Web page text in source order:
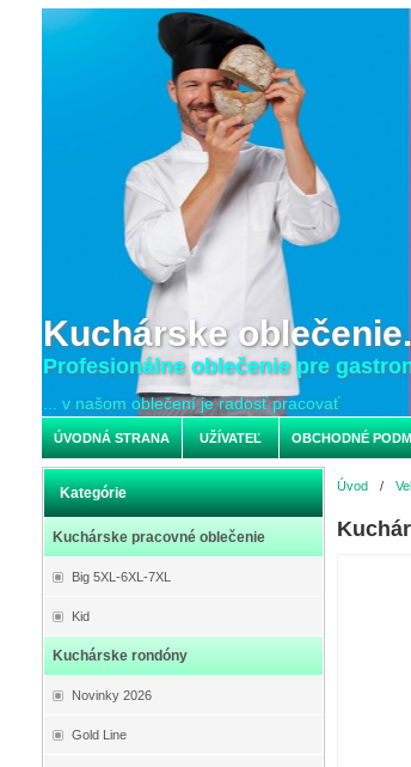
Kuchárske
Profesionálne oblečenie pre
... v našom oblečení je radosť pracovať
ÚVODNÁ STRANA UŽÍVATEĽ OBCHODNÉ
Kategórie
Kuchárske pracovné oblečenie
Big 5XL-6XL-7XL
Kid
Kuchárske rondóny
Novinky 2026
Gold Line
Úvod /